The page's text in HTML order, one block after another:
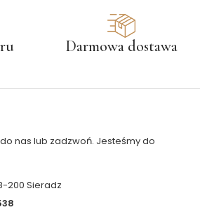
Darmowa dostawa
nas lub zadzwoń. Jesteśmy do
200 Sieradz